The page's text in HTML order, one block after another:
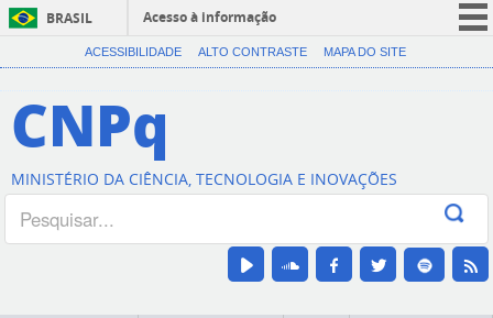
BRASIL
Acesso à informação
CORONAVÍRUS (COVID-19)
Canais
ACESSIBILIDADE ALTO CONTRASTE MAPA DO SITE
CNPq
MINISTÉRIO DA CIÊNCIA, TECNOLOGIA E INOVAÇÕES